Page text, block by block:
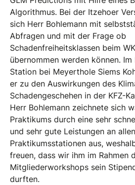
Algorithmus. Bei der Itzehoer
sich Herr Bohlemann mit
Abfragen und mit der Frage ob
Schadenfreiheitsklassen beim
übernommen werden können.
Station bei Meyerthole Siems
er zu den Auswirkungen des
Schadengeschehen in der KFZ-
Herr Bohlemann zeichnete sich
Praktikums durch eine sehr
und sehr gute Leistungen an
Praktikumsstationen aus,
freuen, dass wir ihm im Rahmen
Mitgliederworkshops sein
durften.